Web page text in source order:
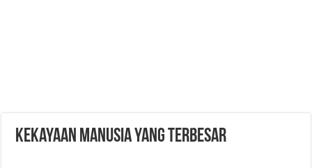
Kekayaan Manusia yang Terbesar